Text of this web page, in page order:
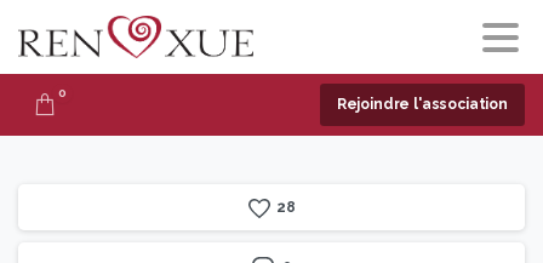
0
Rejoindre l'association
28